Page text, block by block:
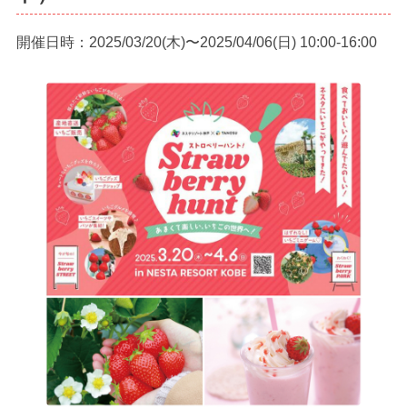
開催日時：2025/03/20(木)〜2025/04/06(日) 10:00-16:00